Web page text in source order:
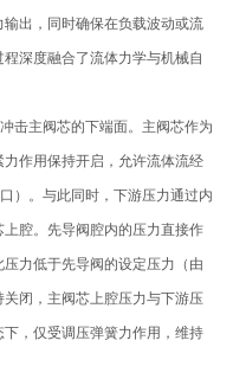
出，同时确保在负载波动或流
深度融合了流体力学与机械自
击主阀芯的下端面。主阀芯作为
作用保持开启，允许流体流经
）。与此同时，下游压力通过内
腔。先导阀腔内的压力直接作
力低于先导阀的设定压力（由
闭，主阀芯上腔压力与下游压
，仅受调压弹簧力作用，维持